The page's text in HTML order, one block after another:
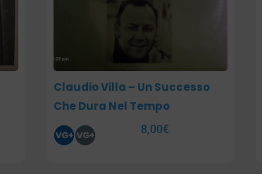
Claudio Villa – Un Successo
Che Dura Nel Tempo
8,00€